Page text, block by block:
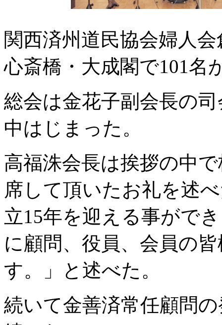
関西済州道民協会婦人
心斎橋・大成閣で101名
総会は金花子副会長の
中はじまった。
高福洙会長は挨拶の中
席して頂いたお礼を述
立15年を迎える事がで
に顧問、役員、会員の
す。」と述べた。
続いて金善済常任顧問